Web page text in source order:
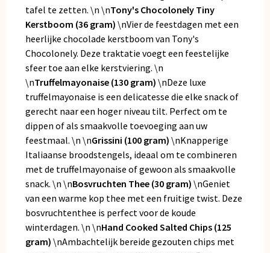
tafel te zetten. \n \nTony's Chocolonely Tiny
Kerstboom (36 gram) \nVier de feestdagen met een
heerlijke chocolade kerstboom van Tony's
Chocolonely. Deze traktatie voegt een feestelijke
sfeer toe aan elke kerstviering. \n
\nTruffelmayonaise (130 gram) \nDeze luxe
truffelmayonaise is een delicatesse die elke snack of
gerecht naar een hoger niveau tilt. Perfect om te
dippen of als smaakvolle toevoeging aan uw
feestmaal. \n \nGrissini (100 gram) \nKnapperige
Italiaanse broodstengels, ideaal om te combineren
met de truffelmayonaise of gewoon als smaakvolle
snack. \n \nBosvruchten Thee (30 gram) \nGeniet
van een warme kop thee met een fruitige twist. Deze
bosvruchtenthee is perfect voor de koude
winterdagen. \n \nHand Cooked Salted Chips (125
gram) \nAmbachtelijk bereide gezouten chips met